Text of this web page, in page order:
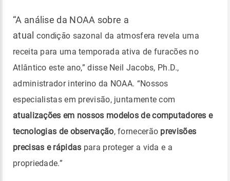
“A análise da NOAA sobre a
atual condição sazonal da atmosfera revela uma
receita para uma temporada ativa de furacões no
Atlântico este ano,” disse Neil Jacobs, Ph.D.,
administrador interino da NOAA. “Nossos
especialistas em previsão, juntamente com
atualizações em nossos modelos de computadores e
tecnologias de observação, fornecerão previsões
precisas e rápidas para proteger a vida e a
propriedade.”